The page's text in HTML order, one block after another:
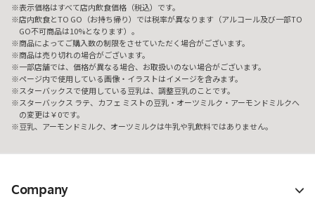
表示価格はすべて店内飲食価格（税込）です。
店内飲食とTO GO（お持ち帰り）では税率が異なります（アルコール及び一部TO
GO不可商品は10%となります）。
商品によってご購入数の制限をさせていただく場合がございます。
商品は売り切れの場合がございます。
一部店舗では、価格が異なる場合、お取扱いのない場合がございます。
ページ内で使用している画像・イラストはイメージを含みます。
スターバックスで使用している豆乳は、調整豆乳のことです。
スターバックス ラテ、カフェ ミストの豆乳・オーツミルク・アーモンドミルクへ
の変更は￥0です。
豆乳、アーモンドミルク、オーツミルクは牛乳や乳飲料ではありません。
Company